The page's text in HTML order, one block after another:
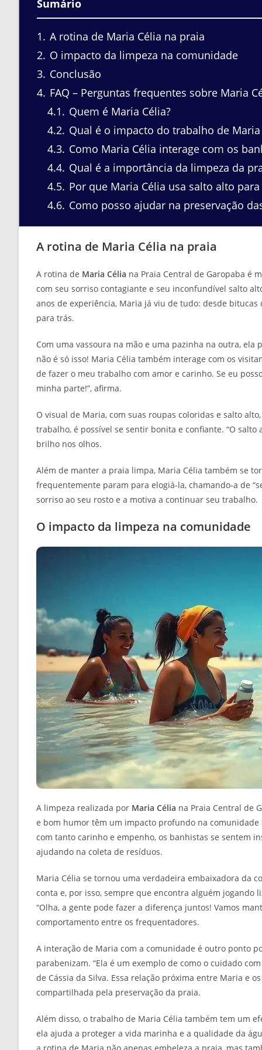
Sumário
1
A rotina de Maria Célia na praia
2 O impacto da limpeza na comunidade
3 Conclusão
4 FAQ – Perguntas frequentes sobre Maria
4.1
Quem é Maria Célia?
4.2 Qual é o impacto do trabalho de
4.3 Como Maria Célia interage com os
4.4 Qual é a importância da limpeza da
4.5 Por que Maria Célia usa salto alto
4.6 Como posso ajudar na preservação
A rotina de Maria Célia na praia
A rotina de Maria Célia na Praia Central de Garopaba é
com seu sorriso contagiante e seu inconfundível salto
anos de experiência, Maria já viu de tudo: desde
para trás.
Com uma vassoura na mão e uma pazinha na outra,
não é só isso! Maria Célia também interage com os
de fazer o meu trabalho com amor e carinho. Se eu
minha parte!”, afirma.
O visual de Maria, com suas roupas coloridas e salto
trabalho, é possível se sentir bonita e confiante. “O
brilho nos olhos.
Além de manter a praia limpa, Maria Célia também se
frequentemente param para elogiá-la, chamando-a de
sorriso ao seu rosto e a motiva a continuar seu trabalho.
O impacto da limpeza na comunidade
A limpeza realizada por Maria Célia na Praia Central de
e bom humor têm um impacto profundo na
com tanto carinho e empenho, os banhistas se sentem
ajudando na coleta de resíduos.
Maria Célia se tornou uma verdadeira embaixadora da
conta e, por isso, sempre que encontra alguém jogando
“Olha, a gente pode fazer a diferença juntos! Vamos
comportamento entre os frequentadores.
A interação de Maria com a comunidade é outro ponto
parabenizam. “Ela é um exemplo de como o cuidado
de Cássia da Silva. Essa relação próxima entre Maria e
compartilhada pela preservação da praia.
Além disso, o trabalho de Maria Célia também tem um
ela ajuda a proteger a vida marinha e a qualidade da